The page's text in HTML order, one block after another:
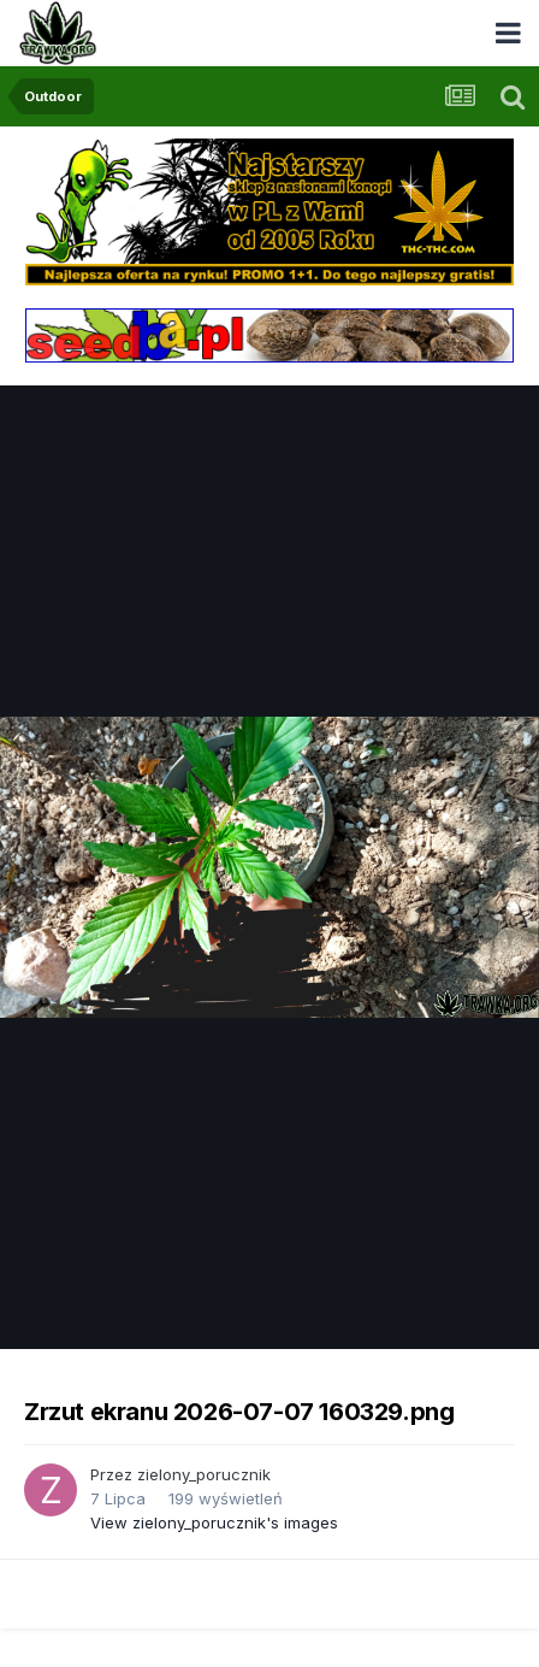
Outdoor
Zrzut ekranu 2026-07-07 160329.png
Przez zielony_porucznik
7 Lipca
199 wyświetleń
View zielony_porucznik's images